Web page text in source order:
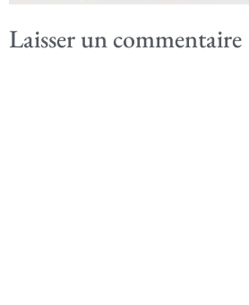
Laisser un commentaire